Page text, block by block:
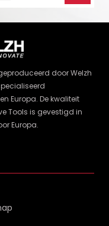
door Welzh
Europa. De kwaliteit
Tools is gevestigd in
Europa.